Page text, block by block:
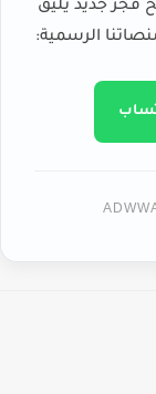
فجر جديد يليق
الرسمية: